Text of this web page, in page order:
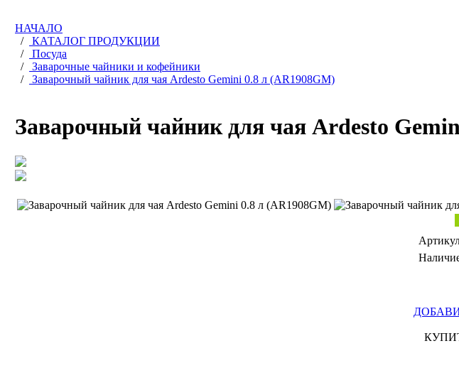
НАЧАЛО
/
КАТАЛОГ ПРОДУКЦИИ
/
Посуда
/
Заварочные чайники и кофейники
/
Заварочный чайник для чая Ardesto Gemini 0.8 л (AR1908GM)
Заварочный чайник для чая Ardesto